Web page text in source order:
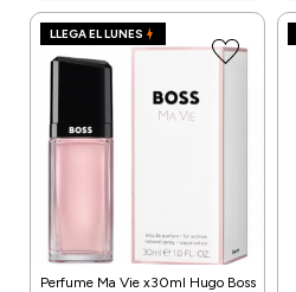
LLEGA EL LUNES
Perfume Ma Vie x30ml Hugo Boss